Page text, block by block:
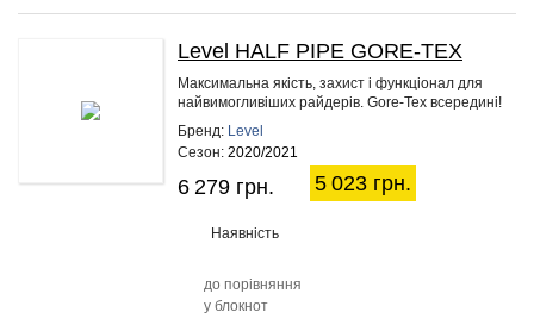
Level HALF PIPE GORE-TEX
Максимальна якість, захист і функціонал для
найвимогливіших райдерів. Gore-Tex всередині!
Бренд: Level
Сезон: 2020/2021
6 279 грн. 5 023 грн.
Наявність
до порівняння
у блокнот